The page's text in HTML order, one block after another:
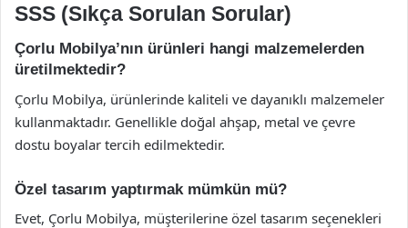
SSS (Sıkça Sorulan Sorular)
Çorlu Mobilya’nın ürünleri hangi malzemelerden
üretilmektedir?
Çorlu Mobilya, ürünlerinde kaliteli ve dayanıklı malzemeler
kullanmaktadır. Genellikle doğal ahşap, metal ve çevre
dostu boyalar tercih edilmektedir.
Özel tasarım yaptırmak mümkün mü?
Evet, Çorlu Mobilya, müşterilerine özel tasarım seçenekleri